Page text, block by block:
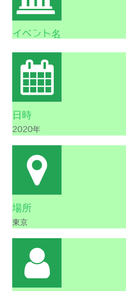
イベント名
日時
2020年
場所
東京